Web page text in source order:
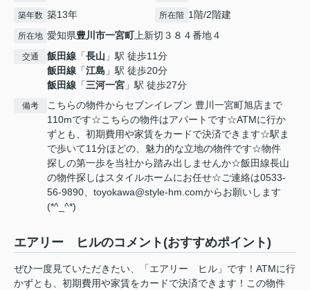
築年数 築13年 所在階 1階/2階建
所在地 愛知県豊川市一宮町上新切３８４番地４
交通 飯田線 「長山 」駅 徒歩11分
飯田線 「江島 」駅 徒歩20分
飯田線 「三河一宮 」駅 徒歩27分
備考
こちらの物件からセブンイレブン 豊川一宮町旭店まで
110mです☆こちらの物件はアパートです☆ATMに行か
ずとも、初期費用や家賃をカードで決済できます☆駅ま
で歩いて11分ほどの、魅力的な立地の物件です☆物件
探しの第一歩を当社から踏み出しませんか☆飯田線長山
の物件探しはスタイルホームにお任せ☆ご連絡は0533-
56-9890、toyokawa@style-hm.comからお願いします
(*^_^*)
エアリー ヒルのコメント(おすすめポイント)
ぜひ一度見ていただきたい、「エアリー ヒル」です！ATMに行
かずとも、初期費用や家賃をカードで決済できます！この物件